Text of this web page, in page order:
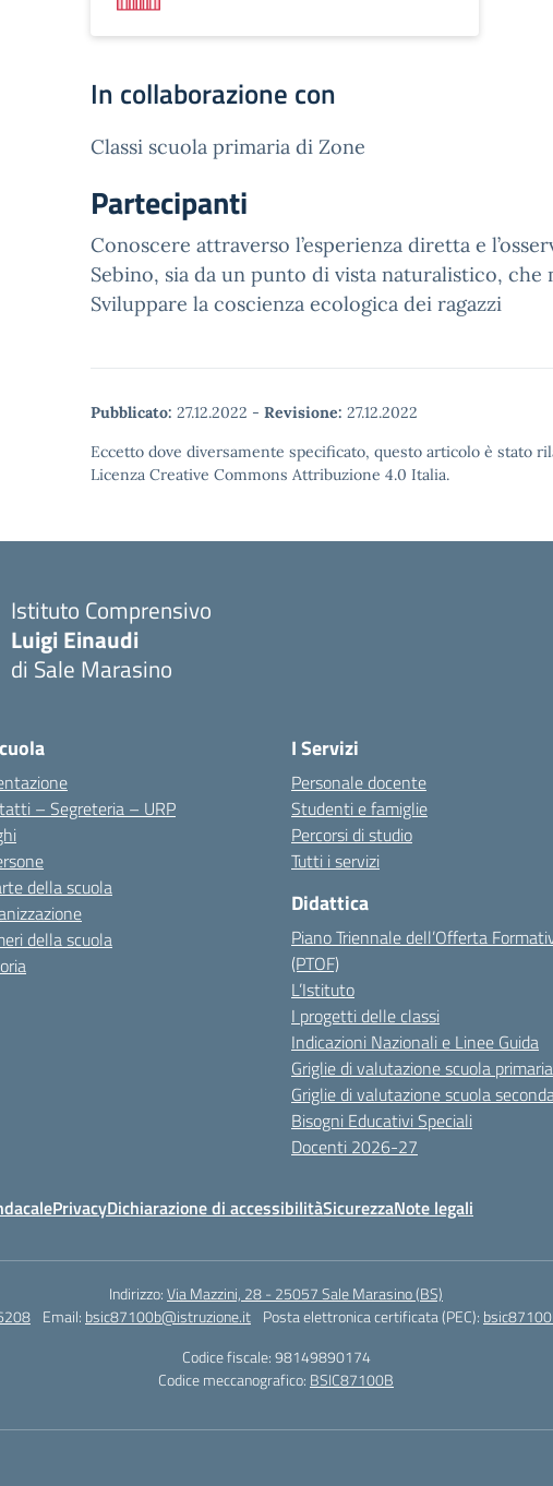
In collaborazione con
Classi scuola primaria di Zone
Partecipanti
Conoscere attraverso l’esperienza diretta e
Sebino, sia da un punto di vista naturalistico,
Sviluppare la coscienza ecologica dei ragazzi
Pubblicato: 27.12.2022 - Revisione: 27.12.2022
Eccetto dove diversamente specificato, questo articolo è stato
Licenza Creative Commons Attribuzione 4.0 Italia.
Istituto Comprensivo
Luigi Einaudi
di Sale Marasino
– Segreteria – URP
della scuola
della scuola
I Servizi
Personale docente
Studenti e famiglie
Percorsi di studio
Tutti i servizi
Didattica
Piano Triennale dell’Offerta
(PTOF)
L’Istituto
I progetti delle classi
Indicazioni Nazionali e Linee Guida
Griglie di valutazione scuola primaria
Griglie di valutazione scuola
Bisogni Educativi Speciali
Docenti 2026-27
PrivacyDichiarazione di accessibilitàSicurezzaNote legali
Indirizzo:Via Mazzini, 28 - 25057 Sale Marasino (BS)
Email: bsic87100b@istruzione.it Posta elettronica certificata (PEC):
Codice fiscale: 98149890174
Codice meccanografico: BSIC87100B